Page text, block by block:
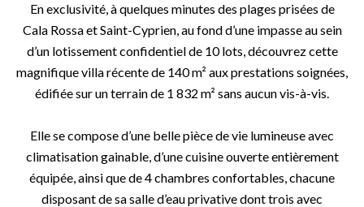
En exclusivité, à quelques minutes des plages prisées de
Cala Rossa et Saint-Cyprien, au fond d’une impasse au sein
d’un lotissement confidentiel de 10 lots, découvrez cette
magnifique villa récente de 140 m² aux prestations soignées,
édifiée sur un terrain de 1 832 m² sans aucun vis-à-vis.
Elle se compose d’une belle pièce de vie lumineuse avec
climatisation gainable, d’une cuisine ouverte entièrement
équipée, ainsi que de 4 chambres confortables, chacune
disposant de sa salle d’eau privative dont trois avec